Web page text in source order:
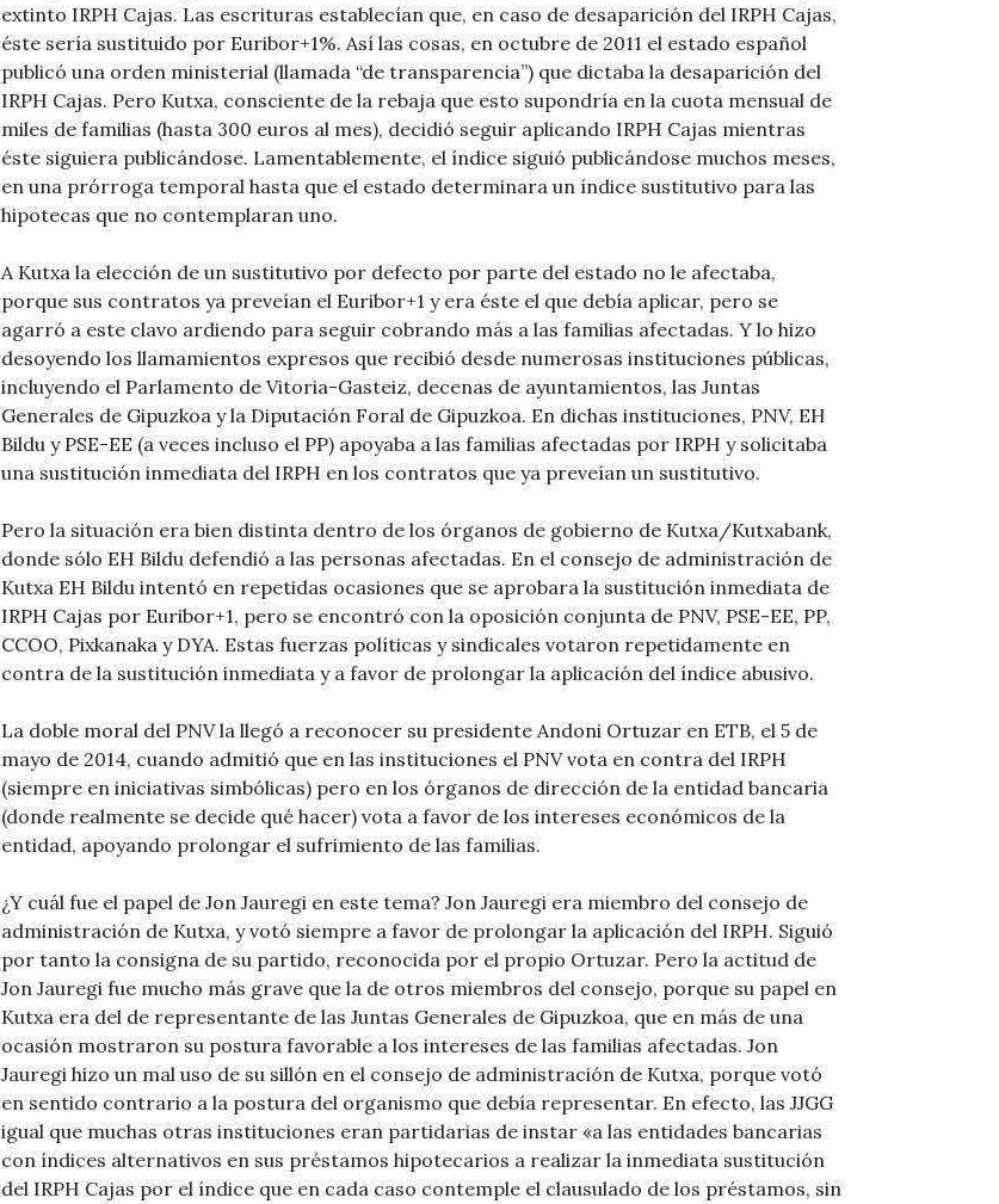
extinto IRPH Cajas. Las escrituras establecían que, en caso de desaparición del IRPH Cajas,
éste sería sustituido por Euribor+1%. Así las cosas, en octubre de 2011 el estado español
publicó una orden ministerial (llamada “de transparencia”) que dictaba la desaparición del
IRPH Cajas. Pero Kutxa, consciente de la rebaja que esto supondría en la cuota mensual de
miles de familias (hasta 300 euros al mes), decidió seguir aplicando IRPH Cajas mientras
éste siguiera publicándose. Lamentablemente, el índice siguió publicándose muchos meses,
en una prórroga temporal hasta que el estado determinara un índice sustitutivo para las
hipotecas que no contemplaran uno.
A Kutxa la elección de un sustitutivo por defecto por parte del estado no le afectaba,
porque sus contratos ya preveían el Euribor+1 y era éste el que debía aplicar, pero se
agarró a este clavo ardiendo para seguir cobrando más a las familias afectadas. Y lo hizo
desoyendo los llamamientos expresos que recibió desde numerosas instituciones públicas,
incluyendo el Parlamento de Vitoria-Gasteiz, decenas de ayuntamientos, las Juntas
Generales de Gipuzkoa y la Diputación Foral de Gipuzkoa. En dichas instituciones, PNV, EH
Bildu y PSE-EE (a veces incluso el PP) apoyaba a las familias afectadas por IRPH y solicitaba
una sustitución inmediata del IRPH en los contratos que ya preveían un sustitutivo.
Pero la situación era bien distinta dentro de los órganos de gobierno de Kutxa/Kutxabank,
donde sólo EH Bildu defendió a las personas afectadas. En el consejo de administración de
Kutxa EH Bildu intentó en repetidas ocasiones que se aprobara la sustitución inmediata de
IRPH Cajas por Euribor+1, pero se encontró con la oposición conjunta de PNV, PSE-EE, PP,
CCOO, Pixkanaka y DYA. Estas fuerzas políticas y sindicales votaron repetidamente en
contra de la sustitución inmediata y a favor de prolongar la aplicación del índice abusivo.
La doble moral del PNV la llegó a reconocer su presidente Andoni Ortuzar en ETB, el 5 de
mayo de 2014, cuando admitió que en las instituciones el PNV vota en contra del IRPH
(siempre en iniciativas simbólicas) pero en los órganos de dirección de la entidad bancaria
(donde realmente se decide qué hacer) vota a favor de los intereses económicos de la
entidad, apoyando prolongar el sufrimiento de las familias.
¿Y cuál fue el papel de Jon Jauregi en este tema? Jon Jauregi era miembro del consejo de
administración de Kutxa, y votó siempre a favor de prolongar la aplicación del IRPH. Siguió
por tanto la consigna de su partido, reconocida por el propio Ortuzar. Pero la actitud de
Jon Jauregi fue mucho más grave que la de otros miembros del consejo, porque su papel en
Kutxa era del de representante de las Juntas Generales de Gipuzkoa, que en más de una
ocasión mostraron su postura favorable a los intereses de las familias afectadas. Jon
Jauregi hizo un mal uso de su sillón en el consejo de administración de Kutxa, porque votó
en sentido contrario a la postura del organismo que debía representar. En efecto, las JJGG
igual que muchas otras instituciones eran partidarias de instar «a las entidades bancarias
con índices alternativos en sus préstamos hipotecarios a realizar la inmediata sustitución
del IRPH Cajas por el índice que en cada caso contemple el clausulado de los préstamos, sin